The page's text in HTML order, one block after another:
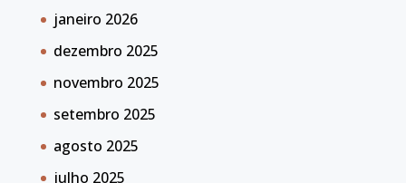
janeiro 2026
dezembro 2025
novembro 2025
setembro 2025
agosto 2025
julho 2025